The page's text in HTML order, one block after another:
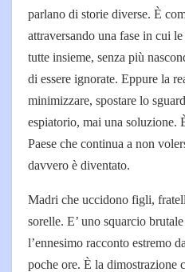
parlano di storie diverse. È
attraversando una fase in cui
tutte insieme, senza più
di essere ignorate. Eppure la
minimizzare, spostare lo
espiatorio, mai una
Paese che continua a non
davvero è diventato.
Madri che uccidono figli,
sorelle. E’ uno squarcio
l’ennesimo racconto estremo
poche ore. È la dimostrazione